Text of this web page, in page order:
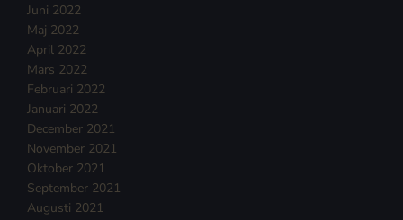
Juni 2022
Maj 2022
April 2022
Mars 2022
Februari 2022
Januari 2022
December 2021
November 2021
Oktober 2021
September 2021
Augusti 2021